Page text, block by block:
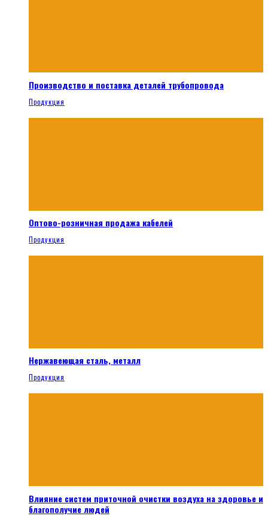
Производство и поставка деталей трубопровода
Продукция
Оптово-розничная продажа кабелей
Продукция
Нержавеющая сталь, металл
Продукция
Влияние систем приточной очистки воздуха на здоровье и
благополучие людей